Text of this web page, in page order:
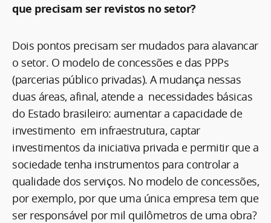
que precisam ser revistos no setor?
Dois pontos precisam ser mudados para alavancar
o setor. O modelo de concessões e das PPPs
(parcerias público privadas). A mudança nessas
duas áreas, afinal, atende a necessidades básicas
do Estado brasileiro: aumentar a capacidade de
investimento em infraestrutura, captar
investimentos da iniciativa privada e permitir que a
sociedade tenha instrumentos para controlar a
qualidade dos serviços. No modelo de concessões,
por exemplo, por que uma única empresa tem que
ser responsável por mil quilômetros de uma obra?